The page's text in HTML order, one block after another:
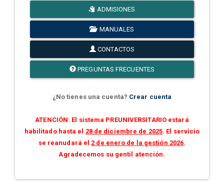
ADMISIONES
MANUALES
CONTACTOS
PREGUNTAS FRECUENTES
¿No tienes una cuenta? Crear cuenta
ATENCIÓN: El sistema PREUNIVERSITARIO estará
habilitado hasta el 28 de diciembre de 2025. El servicio
se reanudará el 2 de enero de la gestión 2026.
Agradecemos su gentil atención.